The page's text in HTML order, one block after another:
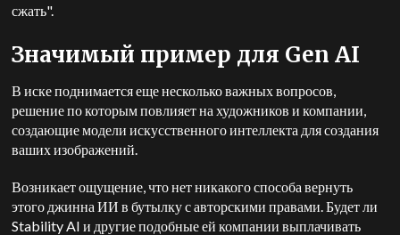
сжать".
Значимый пример для Gen AI
В иске поднимается еще несколько важных вопросов,
решение по которым повлияет на художников и компании,
создающие модели искусственного интеллекта для создания
ваших изображений.
Возникает ощущение, что нет никакого способа вернуть
этого джинна ИИ в бутылку с авторскими правами. Будет ли
Stability AI и другие подобные ей компании выплачивать